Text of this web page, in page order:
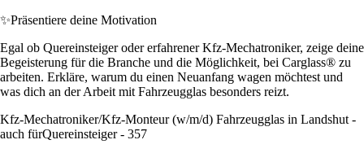
✨Präsentiere deine Motivation
Egal ob Quereinsteiger oder erfahrener Kfz-Mechatroniker, zeige deine
Begeisterung für die Branche und die Möglichkeit, bei Carglass® zu
arbeiten. Erkläre, warum du einen Neuanfang wagen möchtest und
was dich an der Arbeit mit Fahrzeugglas besonders reizt.
Kfz-Mechatroniker/Kfz-Monteur (w/m/d) Fahrzeugglas in Landshut -
auch fürQuereinsteiger - 357